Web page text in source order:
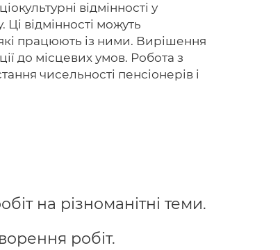
відмінності у
відмінності можуть
працюють із ними. Вирішення
до місцевих умов. Робота з
чисельності пенсіонерів і
на різноманітні теми.
робіт.